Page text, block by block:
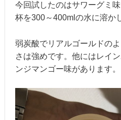
今回試したのはサワーグミ
杯を300～400mlの水に溶か
弱炭酸でリアルゴールドの
さは強めです。他にはレイ
ンジマンゴー味があります。